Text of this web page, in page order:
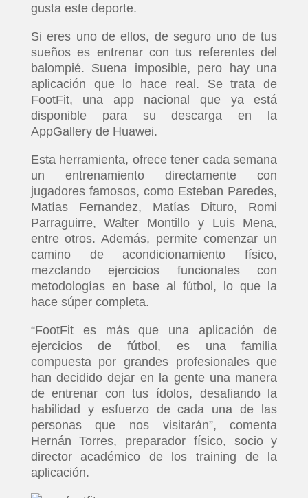
gusta este deporte.
Si eres uno de ellos, de seguro uno de tus
sueños es entrenar con tus referentes del
balompié. Suena imposible, pero hay una
aplicación que lo hace real. Se trata de
FootFit, una app nacional que ya está
disponible para su descarga en la
AppGallery de Huawei.
Esta herramienta, ofrece tener cada semana
un entrenamiento directamente con
jugadores famosos, como Esteban Paredes,
Matías Fernandez, Matías Dituro, Romi
Parraguirre, Walter Montillo y Luis Mena,
entre otros. Además, permite comenzar un
camino de acondicionamiento físico,
mezclando ejercicios funcionales con
metodologías en base al fútbol, lo que la
hace súper completa.
“FootFit es más que una aplicación de
ejercicios de fútbol, es una familia
compuesta por grandes profesionales que
han decidido dejar en la gente una manera
de entrenar con tus ídolos, desafiando la
habilidad y esfuerzo de cada una de las
personas que nos visitarán”, comenta
Hernán Torres, preparador físico, socio y
director académico de los training de la
aplicación.